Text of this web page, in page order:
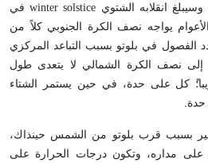
equinox في أواخر عام 1987، وسيبلغ انقلابه الشتوي winter solstice في
وبين هذه الأعوام يواجه نصف الكرة الجنوبي كلاً من
الفصول في بلوتو بسبب التباعد المركزي
إلى نصف الكرة الشمالي لا يتعدى طول
42 سنة تقريبا؛ً كل على حدة، في حين يستمر الشتاء
بسبب قرب بلوتو من الشمس حينذاك،
مداره، وتكون درجات الحرارة على